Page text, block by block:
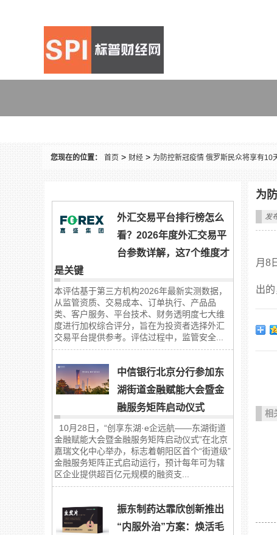
您现在的位置： 首页> 财经> 为防控新冠疫情 俄罗斯民众将享有10
外汇交易平台排行榜怎么
看？2026年度外汇交易平
台参数详解，这7个维度才
是关键
本评估基于第三方机构2026年最新实测数据，
从监管资质、交易成本、订单执行、产品品
类、客户服务、平台技术、财务透明度七大维
度进行加权综合评分，旨在为投资者选择外汇
交易平台提供参考。评估过程中，监管安全...
中信银行北京分行参加东
湖街道金融赋能大会暨金
融服务矩阵启动仪式
10月28日，“创享东湖·e企远航——东湖街道
金融赋能大会暨金融服务矩阵启动仪式”在北京
嘉瑞文化中心举办，标志着朝阳区首个“街道级”
金融服务矩阵正式启动运行，预计每年可为辖
区企业提供超百亿元规模的融资支...
振东制药达霏欣创新推出
“内服外治”方案：焕活毛
为
发
月8
出
相